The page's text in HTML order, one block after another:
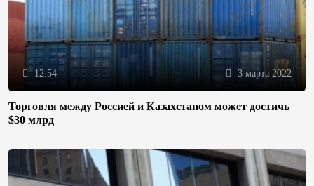
12:54 3 марта 2022
Торговля между Россией и Казахстаном может достичь
$30 млрд